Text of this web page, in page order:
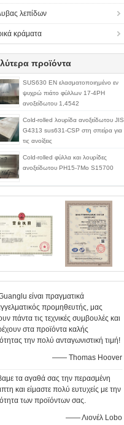
λεπίδων
κράματα
προϊόντα
SUS630 EN ελασματοποιημένο εν
ψυχρώ πιάτο φύλλων 17-4PH
ανοξείδωτου 1,4542
Cold-rolled λουρίδα ανοξείδωτου JIS
G4313 sus631-CSP στη σπείρα για
τις ανοίξεις
Cold-rolled φύλλα και λουρίδες
ανοξείδωτου PH15-7Mo S15700
είναι πραγματικά
προμηθευτής, μας
πάντα τις τεχνικές συμβουλές και
στα προϊόντα καλής
την πολύ ανταγωνιστική τιμή!
—— Thomas Hoover
τα αγαθά σας την περασμένη
και είμαστε πολύ ευτυχείς με την
των προϊόντων σας.
—— Λιονέλ Lobo